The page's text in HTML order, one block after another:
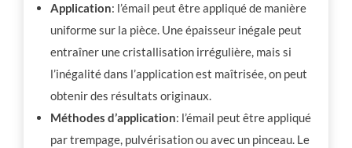
Application: l’émail peut être appliqué de manière
uniforme sur la pièce. Une épaisseur inégale peut
entraîner une cristallisation irrégulière, mais si
l’inégalité dans l’application est maîtrisée, on peut
obtenir des résultats originaux.
Méthodes d’application: l’émail peut être appliqué
par trempage, pulvérisation ou avec un pinceau. Le